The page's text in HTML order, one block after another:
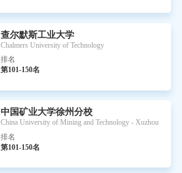
查尔默斯工业大学
Chalmers University of Technology
排名
第101-150名
中国矿业大学徐州分校
China University of Mining and Technology - Xuzhou
排名
第101-150名